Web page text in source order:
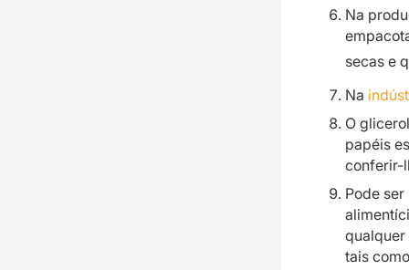
Na
secas e
Na
O
papéis
conferir-
Pode
qualquer
tais